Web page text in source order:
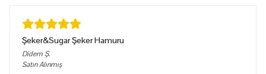
Şeker&Sugar Şeker Hamuru
Didem Ş.
Satın Alınmış